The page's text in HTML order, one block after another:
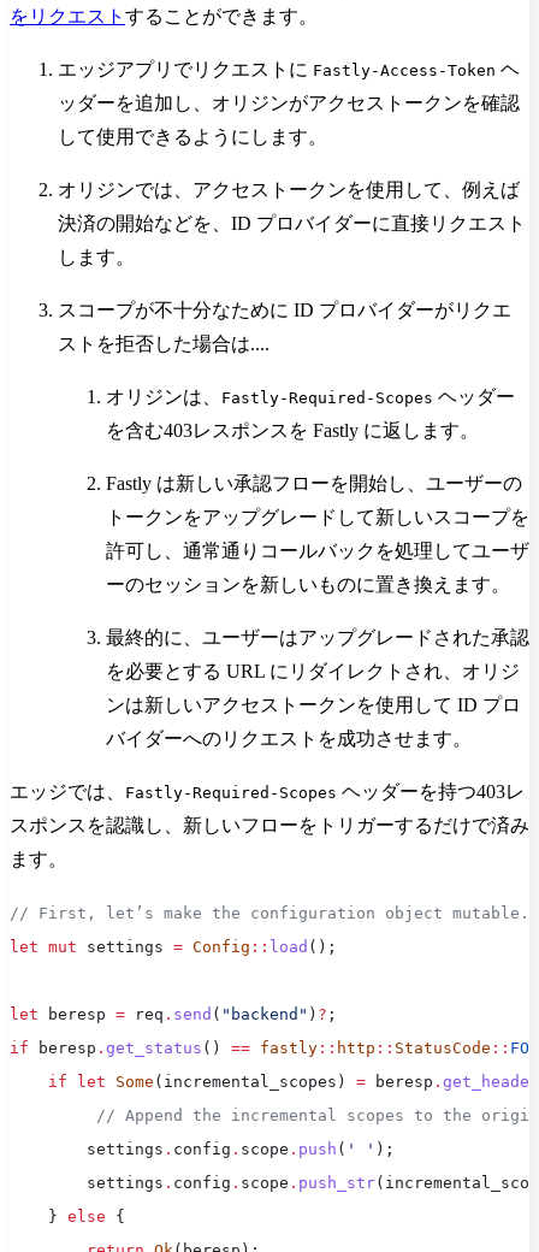
をリクエスト することができます。
エッジアプリでリクエストに Fastly-Access-Token ヘ
ッダーを追加し、オリジンがアクセストークンを確認
して使用できるようにします。
オリジンでは、アクセストークンを使用して、例えば
決済の開始などを、ID プロバイダーに直接リクエスト
します。
スコープが不十分なために ID プロバイダーがリクエ
ストを拒否した場合は....
オリジンは、 Fastly-Required-Scopes ヘッダー
を含む403レスポンスを Fastly に返します。
Fastly は新しい承認フローを開始し、ユーザーの
トークンをアップグレードして新しいスコープを
許可し、通常通りコールバックを処理してユーザ
ーのセッションを新しいものに置き換えます。
最終的に、ユーザーはアップグレードされた承認
を必要とする URL にリダイレクトされ、オリジ
ンは新しいアクセストークンを使用して ID プロ
バイダーへのリクエストを成功させます。
エッジでは、 Fastly-Required-Scopes ヘッダーを持つ403レ
スポンスを認識し、新しいフローをトリガーするだけで済み
ます。
// First, let’s make the configuration object mutable.
let mut settings = Config :: load ();
let beresp = req . send ( "backend" ) ? ;
if beresp . get_status () == fastly :: http :: StatusCode ::
if let Some (incremental_scopes) = beresp .
// Append the incremental scopes to the
settings . config . scope . push ( ' ' );
settings . config . scope . push_str
} else {